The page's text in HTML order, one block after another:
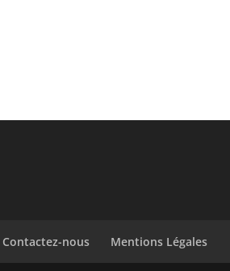
Contactez-nous Mentions Légales